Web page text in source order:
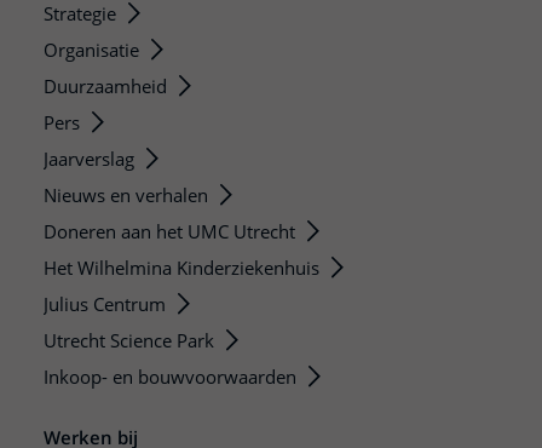
Strategie
Organisatie
Duurzaamheid
Pers
Jaarverslag
Nieuws en verhalen
Doneren aan het UMC Utrecht
Het Wilhelmina Kinderziekenhuis
Julius Centrum
Utrecht Science Park
Inkoop- en bouwvoorwaarden
Werken bij